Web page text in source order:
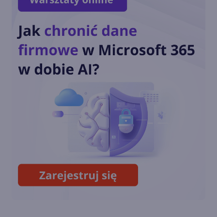
Generatywna AI na co
czwartym laptopie w 2024 r.
Kiedy zdominuje rynek?
Microsoft opatentował
VR
8BitDo wypuści klawiaturę i
mysz w stylu retro Xboksa